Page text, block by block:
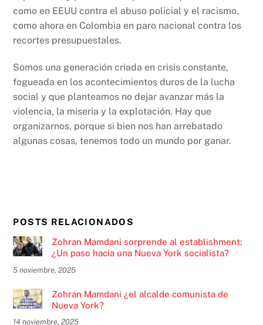
como en EEUU contra el abuso policial y el racismo,
como ahora en Colombia en paro nacional contra los
recortes presupuestales.
Somos una generación criada en crisis constante,
fogueada en los acontecimientos duros de la lucha
social y que planteamos no dejar avanzar más la
violencia, la miseria y la explotación. Hay que
organizarnos, porque si bien nos han arrebatado
algunas cosas, tenemos todo un mundo por ganar.
POSTS RELACIONADOS
Zohran Mamdani sorprende al establishment:
¿Un paso hacia una Nueva York socialista?
5 noviembre, 2025
Zohran Mamdani ¿el alcalde comunista de
Nueva York?
14 noviembre, 2025